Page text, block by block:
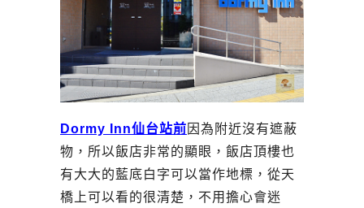
Dormy Inn仙台站前 因為附近沒有遮蔽
物，所以飯店非常的顯眼，飯店頂樓也
有大大的藍底白字可以當作地標，從天
橋上可以看的很清楚，不用擔心會迷